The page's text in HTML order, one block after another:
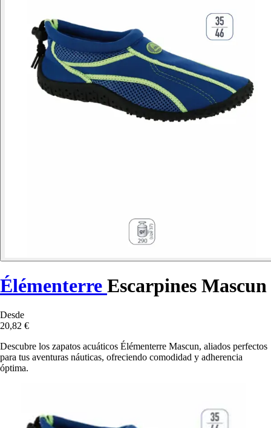
Élémenterre Escarpines Mascun
Desde
20,82 €
Descubre los zapatos acuáticos Élémenterre Mascun, aliados perfectos
para tus aventuras náuticas, ofreciendo comodidad y adherencia
óptima.